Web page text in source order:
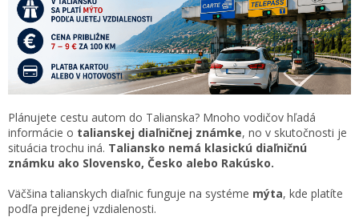
Plánujete cestu autom do Talianska? Mnoho vodičov hľadá
informácie o talianskej diaľničnej známke, no v skutočnosti je
situácia trochu iná. Taliansko nemá klasickú diaľničnú
známku ako Slovensko, Česko alebo Rakúsko.
Väčšina talianskych diaľnic funguje na systéme mýta, kde platíte
podľa prejdenej vzdialenosti.